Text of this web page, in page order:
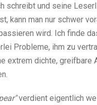
schreibt und seine
kann man nur schwer
wird. Ich finde
Probleme, ihm zu
extrem dichte, greifbare
verdient eigentlich